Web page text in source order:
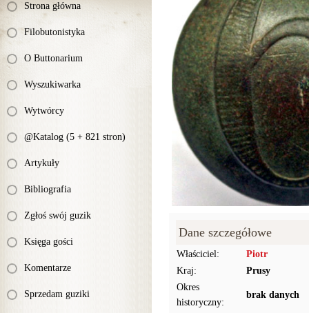
Strona główna
Filobutonistyka
O Buttonarium
Wyszukiwarka
Wytwórcy
@Katalog (5 + 821 stron)
Artykuły
Bibliografia
Zgłoś swój guzik
Księga gości
Komentarze
Sprzedam guziki
Dane szczegółowe
Właściciel:
Piotr
Kraj:
Prusy
Okres
historyczny:
brak danych